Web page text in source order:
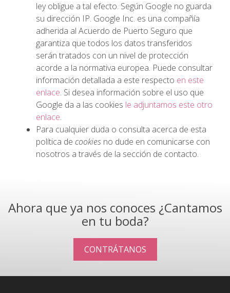
ley obligue a tal efecto. Según Google no guarda
su dirección IP. Google Inc. es una compañía
adherida al Acuerdo de Puerto Seguro que
garantiza que todos los datos transferidos
serán tratados con un nivel de protección
acorde a la normativa europea. Puede consultar
información detallada a este respecto en este
enlace. Si desea información sobre el uso que
Google da a las cookies le adjuntamos este otro
enlace.
Para cualquier duda o consulta acerca de esta
política de cookies no dude en comunicarse con
nosotros a través de la sección de contacto.
Ahora que ya nos conoces ¿Cantamos
en tu boda?
CONTRÁTANOS